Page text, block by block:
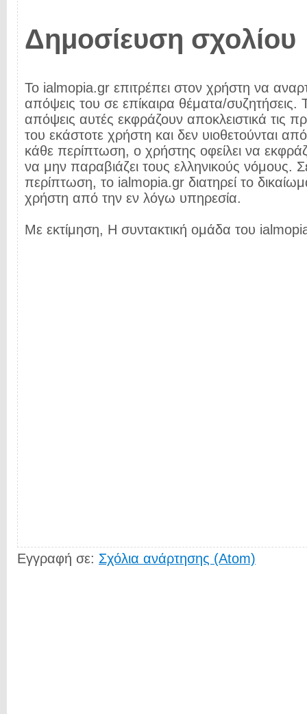
Δημοσίευση σχολίου
Το ialmopia.gr επιτρέπει στον χρήστη να
απόψεις του σε επίκαιρα θέματα/συζητήσεις.
απόψεις αυτές εκφράζουν αποκλειστικά τις
του εκάστοτε χρήστη και δεν υιοθετούνται
κάθε περίπτωση, ο χρήστης οφείλει να
να μην παραβιάζει τους ελληνικούς νόμους.
περίπτωση, το ialmopia.gr διατηρεί το
χρήστη από την εν λόγω υπηρεσία.
Με εκτίμηση, Η συντακτική ομάδα του
Εγγραφή σε: Σχόλια ανάρτησης (Atom)